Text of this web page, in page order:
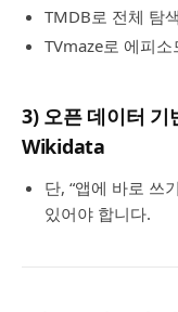
TMDB로 전체 탐
TVmaze로 에피소
3) 오픈 데이터
Wikidata
단, “앱에 바로 쓰
있어야 합니다.